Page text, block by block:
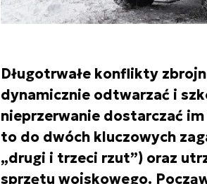
Długotrwałe konflikty
dynamicznie odtwarzać i
nieprzerwanie dostarczać
to do dwóch kluczowych
„drugi i trzeci rzut”) oraz
sprzętu wojskowego.